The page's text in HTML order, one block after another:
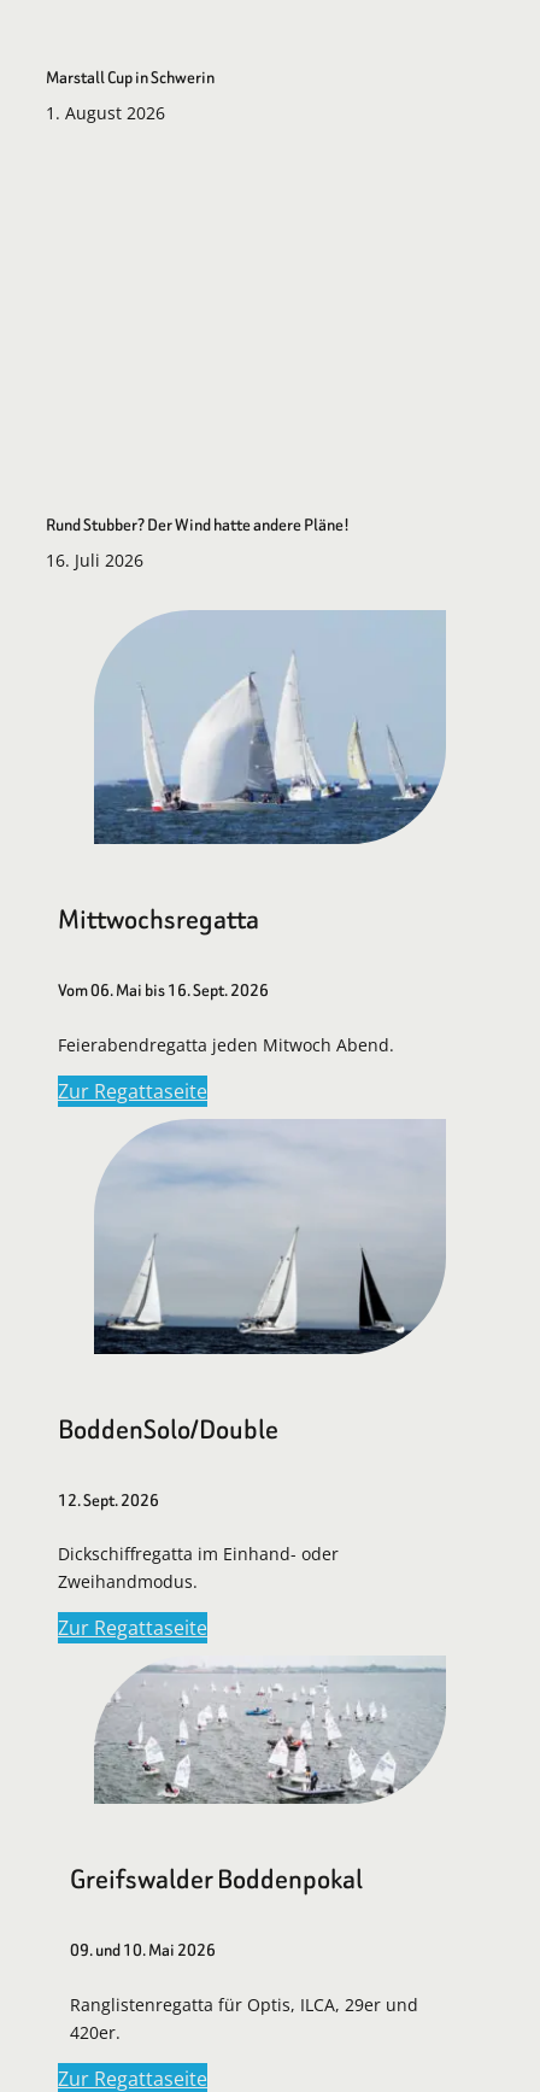
Marstall Cup in Schwerin
1. August 2026
Rund Stubber? Der Wind hatte andere Pläne!
16. Juli 2026
Mittwochsregatta
Vom 06. Mai bis 16. Sept. 2026
Feierabendregatta jeden Mitwoch Abend.
Zur Regattaseite
BoddenSolo/Double
12. Sept. 2026
Dickschiffregatta im Einhand- oder
Zweihandmodus.
Zur Regattaseite
Greifswalder Boddenpokal
09. und 10. Mai 2026
Ranglistenregatta für Optis, ILCA, 29er und
420er.
Zur Regattaseite